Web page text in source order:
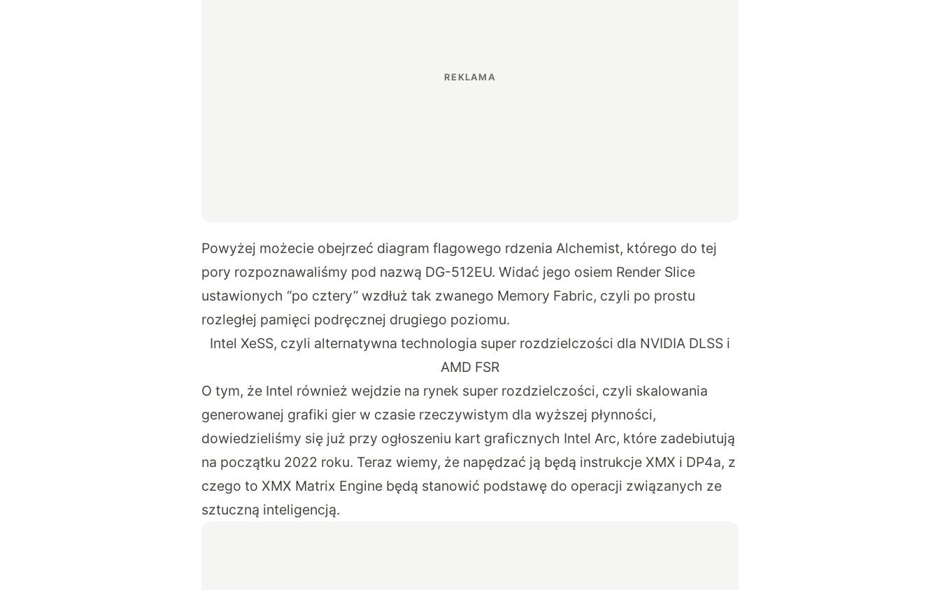
Powyżej możecie obejrzeć diagram flagowego rdzenia Alchemist, którego do tej
pory rozpoznawaliśmy pod nazwą DG-512EU. Widać jego osiem Render Slice
ustawionych “po cztery” wzdłuż tak zwanego Memory Fabric, czyli po prostu
rozległej pamięci podręcznej drugiego poziomu.
Intel XeSS, czyli alternatywna technologia super rozdzielczości dla NVIDIA DLSS i
AMD FSR
O tym, że Intel również wejdzie na rynek super rozdzielczości, czyli skalowania
generowanej grafiki gier w czasie rzeczywistym dla wyższej płynności,
dowiedzieliśmy się już przy ogłoszeniu kart graficznych Intel Arc, które zadebiutują
na początku 2022 roku. Teraz wiemy, że napędzać ją będą instrukcje XMX i DP4a, z
czego to XMX Matrix Engine będą stanowić podstawę do operacji związanych ze
sztuczną inteligencją.